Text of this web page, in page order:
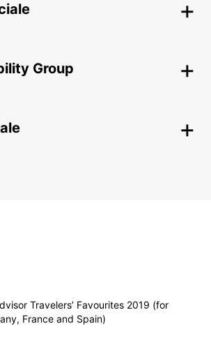
Group
Travelers’ Favourites 2019 (for
France and Spain)